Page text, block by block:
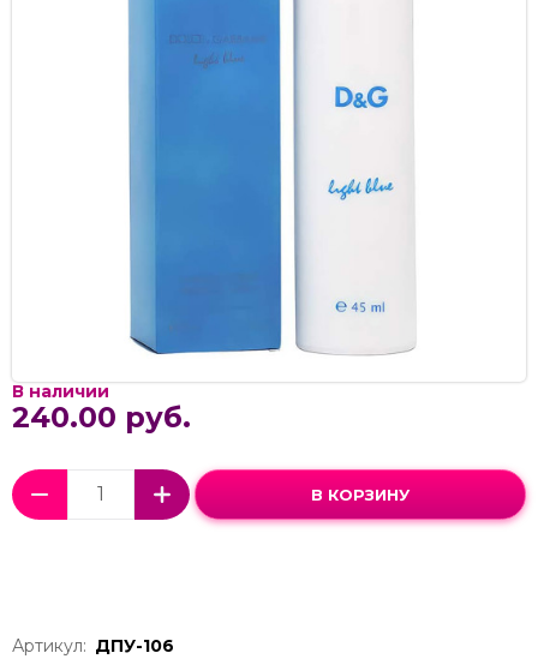
В наличии
240.00 руб.
В КОРЗИНУ
Артикул: ДПУ-106